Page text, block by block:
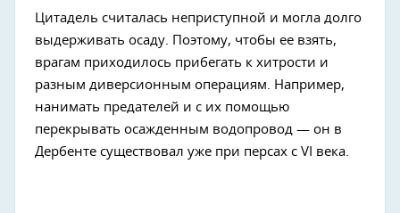
Цитадель считалась неприступной и могла долго
выдерживать осаду. Поэтому, чтобы ее взять,
врагам приходилось прибегать к хитрости и
разным диверсионным операциям. Например,
нанимать предателей и с их помощью
перекрывать осажденным водопровод — он в
Дербенте существовал уже при персах с VI века.